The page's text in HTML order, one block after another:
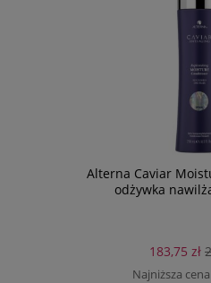
Alterna Caviar
odżywka
183,75 zł
Najniższa cena